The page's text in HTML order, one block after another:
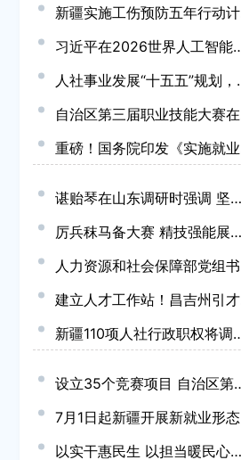
新疆实施工伤预防五年行动计划
习近平在2026世界人工智能大会暨人工智能全球治理高级别会议开幕式上的主旨讲话（全文）
人社事业发展“十五五”规划，全文来了！
自治区第三届职业技能大赛在昌吉州开幕
重磅！国务院印发《实施就业优先战略“十五五”规划》
谌贻琴在山东调研时强调 坚定不移实施就业优先战略 多措并举做好稳就业促就业工作
厉兵秣马备大赛 精技强能展风采 昌吉州全力备战自治区第三届职业技能大赛
人力资源和社会保障部党组书记、部长王晓萍：深入学习习近平总书记关于社会保障的重要论述 推动社会保...
建立人才工作站！昌吉州引才引智再添新阵地
新疆110项人社行政职权将调整下放！
设立35个竞赛项目 自治区第三届职业技能大赛6月30日开赛
7月1日起新疆开展新就业形态人员职业伤害保障试点
以实干惠民生 以担当暖民心——昌吉州各部门单位认真学习贯彻习近平总书记重要讲话精神和全国两会精神